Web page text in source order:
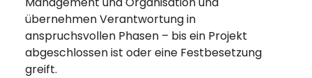
übernehmen Verantwortung in
anspruchsvollen Phasen – bis ein Projekt
abgeschlossen ist oder eine Festbesetzung
greift.